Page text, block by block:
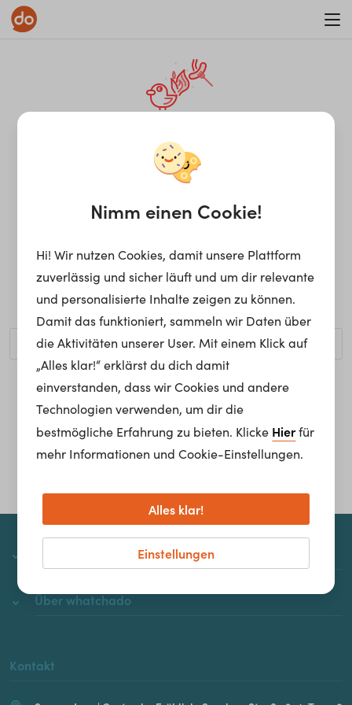
¡Ay, caramba! Seite nicht
gefunden.
Ups, die gewünschte Seite kann nicht gefunden werden.
Möchtest du nach einem bestimmten Begriff suchen?
Homepage
Über whatchado
Kontakt
Nimm einen Cookie!
Hi! Wir nutzen Cookies, damit unsere Plattform
zuverlässig und sicher läuft und um dir relevante
und personalisierte Inhalte zeigen zu können.
Damit das funktioniert, sammeln wir Daten über
die Aktivitäten unserer User. Mit einem Klick auf
„Alles klar!“ erklärst du dich damit
einverstanden, dass wir Cookies und andere
Technologien verwenden, um dir die
bestmögliche Erfahrung zu bieten. Klicke Hierfür
mehr Informationen und Cookie-Einstellungen.
Einstellungen
Alles klar!